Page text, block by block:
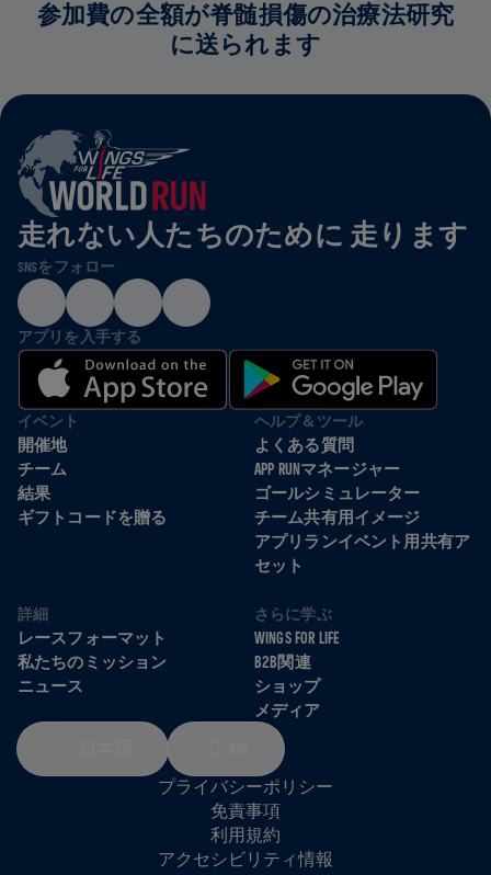
参加費の全額が脊髄損傷の治療法研究
に送られます
走れない人たちのために 走ります
SNSをフォロー
アプリを入手する
イベント
開催地
チーム
結果
ギフトコードを贈る
ヘルプ＆ツール
よくある質問
APP RUNマネージャー
ゴールシミュレーター
チーム共有用イメージ
アプリランイベント用共有ア
セット
詳細
レースフォーマット
私たちのミッション
ニュース
さらに学ぶ
WINGS FOR LIFE
B2B関連
ショップ
メディア
プライバシーポリシー
免責事項
利用規約
アクセシビリティ情報